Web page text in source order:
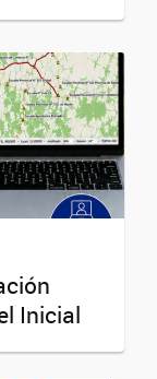
Inicial